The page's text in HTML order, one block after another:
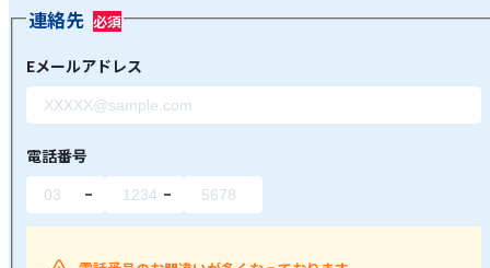
連絡先
Eメールアドレス
電話番号